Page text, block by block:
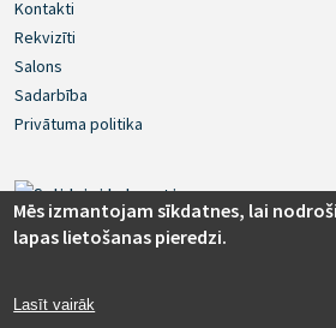
Kontakti
Rekvizīti
Salons
Sadarbība
Privātuma politika
Mēs izmantojam sīkdatnes, lai
lapas lietošanas pieredzi.
Lasīt vairāk